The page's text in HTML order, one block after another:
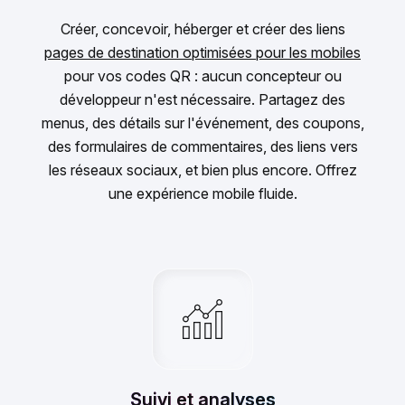
Créer, concevoir, héberger et créer des liens
pages de destination optimisées pour les mobiles
pour vos codes QR : aucun concepteur ou
développeur n'est nécessaire. Partagez des
menus, des détails sur l'événement, des coupons,
des formulaires de commentaires, des liens vers
les réseaux sociaux, et bien plus encore. Offrez
une expérience mobile fluide.
Suivi et analyses